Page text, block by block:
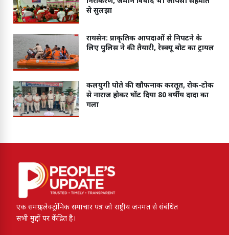
से सुलझा
रायसेन: प्राकृतिक आपदाओं से निपटने के
लिए पुलिस ने की तैयारी, रेस्क्यू बोट का ट्रायल
कलयुगी पोते की खौफनाक करतूत, रोक-टोक
से नाराज होकर घोंट दिया 80 वर्षीय दादा का
गला
एक समग्र इलेक्ट्रॉनिक समाचार पत्र जो राष्ट्रीय जनमत से संबंधित
सभी मुद्दों पर केंद्रित है।